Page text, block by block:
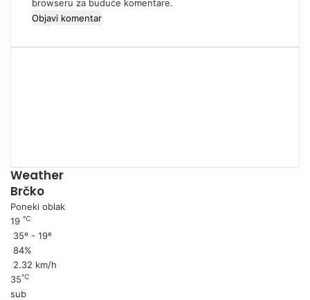
browseru za buduće komentare.
Weather
Brčko
Poneki oblak
19 ℃
35º - 19º
84%
2.32 km/h
35℃
sub